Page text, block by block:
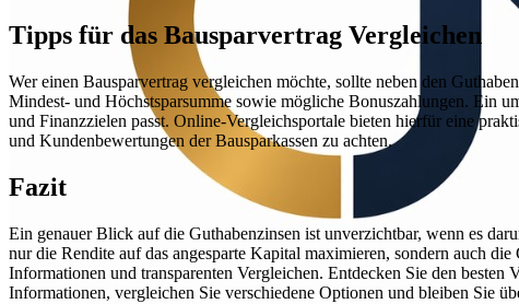
Tipps für das Bausparvertrag Vergleichen
Wer einen Bausparvertrag vergleichen möchte, sollte neben den
Mindest- und Höchstsparsumme sowie mögliche Bonuszahlungen. Ein
und Finanzzielen passt. Online-Vergleichsportale bieten hierfür eine
und Kundenbewertungen der Bausparkassen zu achten.
Fazit
Ein genauer Blick auf die Guthabenzinsen ist unverzichtbar, wenn es
nur die Rendite auf das angesparte Kapital maximieren, sondern auch
Informationen und transparenten Vergleichen. Entdecken Sie den
Informationen, vergleichen Sie verschiedene Optionen und bleiben Sie